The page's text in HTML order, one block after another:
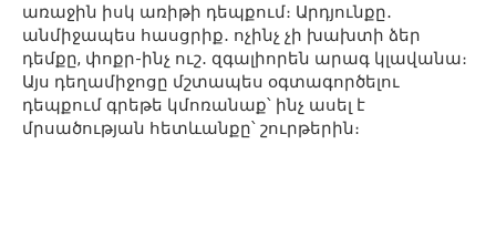
առաջին իսկ առիթի դեպքում։ Արդյունքը․
անմիջապես հասցրիք․ ոչինչ չի խախտի ձեր
դեմքը, փոքր-ինչ ուշ․ զգալիորեն արագ կլավանա։
Այս դեղամիջոցը մշտապես օգտագործելու
դեպքում գրեթե կմոռանաք՝ ինչ ասել է
մրսածության հետևանքը՝ շուրթերին։